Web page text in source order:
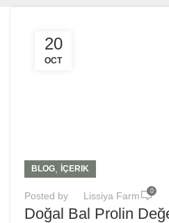
20
OCT
BLOG İÇERIK
Posted by Lissiya Farm 0
Doğal Bal Prolin